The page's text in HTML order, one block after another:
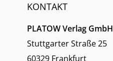
KONTAKT
PLATOW Verlag GmbH
Stuttgarter Straße 25
60329 Frankfurt